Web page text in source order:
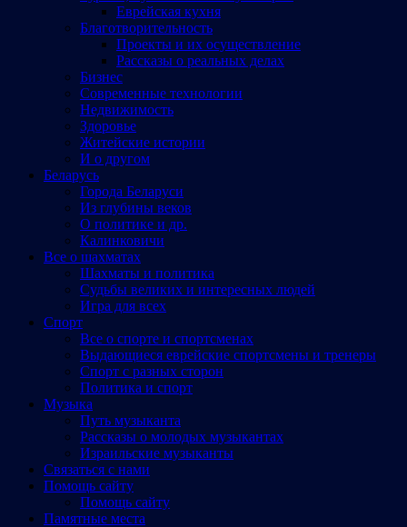
Еврейская кухня
Благотворительность
Проекты и их осуществление
Рассказы о реальных делах
Бизнес
Современные технологии
Недвижимость
Здоровье
Житейские истории
И о другом
Беларусь
Города Беларуси
Из глубины веков
О политике и др.
Калинковичи
Все о шахматах
Шахматы и политика
Судьбы великих и интересных людей
Игра для всех
Спорт
Все о спорте и спортсменах
Выдающиеся еврейские спортсмены и тренеры
Спорт с разных сторон
Политика и спорт
Музыка
Путь музыканта
Рассказы о молодых музыкантах
Израильские музыканты
Cвязаться с нами
Помощь сайту
Помощь сайту
Памятные места